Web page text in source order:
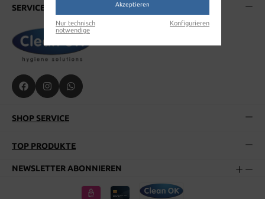
SERVICE-HOTLINE
SHOP SERVICE
TOP PRODUKTE
NEWSLETTER ABONNIEREN
Akzeptieren
Nur technisch
notwendige
Konfigurieren